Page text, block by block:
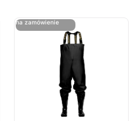
na
zamówien
na zamówienie
ostatnie sztuki